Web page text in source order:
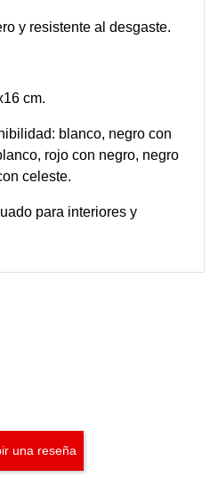
y resistente al desgaste.​
cm.​
blanco, negro con
rojo con negro, negro
celeste.​
para interiores y
una reseña